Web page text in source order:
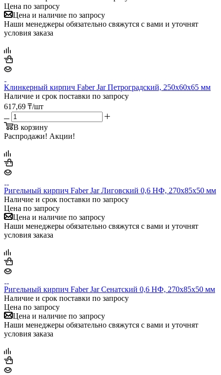
Цена по запросу
Цена и наличие по запросу
Наши менеджеры обязательно свяжутся с вами и уточнят
условия заказа
Клинкерный кирпич Faber Jar Петроградский, 250х60х65 мм
Наличие и срок поставки по запросу
617,69 ₸/шт
В корзину
Распродажи! Акции!
Ригельный кирпич Faber Jar Лиговский 0,6 НФ, 270х85х50 мм
Наличие и срок поставки по запросу
Цена по запросу
Цена и наличие по запросу
Наши менеджеры обязательно свяжутся с вами и уточнят
условия заказа
Ригельный кирпич Faber Jar Сенатский 0,6 НФ, 270х85х50 мм
Наличие и срок поставки по запросу
Цена по запросу
Цена и наличие по запросу
Наши менеджеры обязательно свяжутся с вами и уточнят
условия заказа